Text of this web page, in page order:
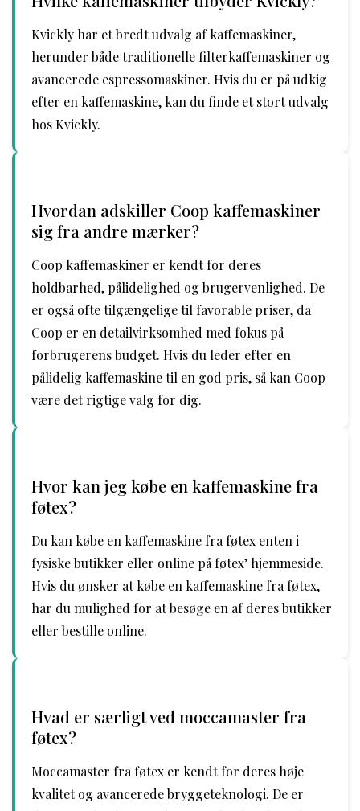
Kvickly har et bredt udvalg af kaffemaskiner,
herunder både traditionelle filterkaffemaskiner og
avancerede espressomaskiner. Hvis du er på udkig
efter en kaffemaskine, kan du finde et stort udvalg
hos Kvickly.
Hvordan adskiller Coop kaffemaskiner
sig fra andre mærker?
Coop kaffemaskiner er kendt for deres
holdbarhed, pålidelighed og brugervenlighed. De
er også ofte tilgængelige til favorable priser, da
Coop er en detailvirksomhed med fokus på
forbrugerens budget. Hvis du leder efter en
pålidelig kaffemaskine til en god pris, så kan Coop
være det rigtige valg for dig.
Hvor kan jeg købe en kaffemaskine fra
føtex?
Du kan købe en kaffemaskine fra føtex enten i
fysiske butikker eller online på føtex’ hjemmeside.
Hvis du ønsker at købe en kaffemaskine fra føtex,
har du mulighed for at besøge en af deres butikker
eller bestille online.
Hvad er særligt ved moccamaster fra
føtex?
Moccamaster fra føtex er kendt for deres høje
kvalitet og avancerede bryggeteknologi. De er